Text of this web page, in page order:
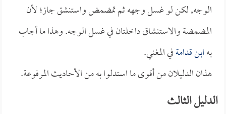
الوجه, لكن لو غسل وجهه ثم تمضمض واستنشق جاز؛ لأن
المضمضة والاستنشاق داخلتان في غسل الوجه. وهذا ما أجاب
بهابن قدامةفي المغني.
هذان الدليلان من أقوى ما استدلوا به من الأحاديث المرفوعة.
الدليل الثالث